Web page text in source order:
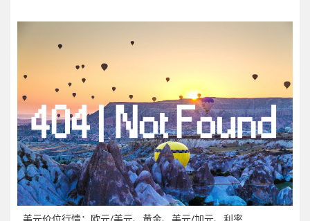
美元价位行情：欧元/美元、黄金、美元/加元、利率